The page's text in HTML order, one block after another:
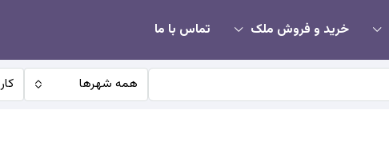
خرید و فروش ملک تماس با ما
همه شهرها